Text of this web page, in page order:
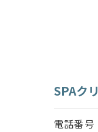
SPAク
電話番号